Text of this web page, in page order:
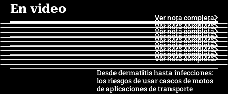
En video
Ver nota completa
Ver nota completa
Ver nota completa
Ver nota completa
Ver nota completa
Ver nota completa
Ver nota completa
Ver nota completa
Ver nota completa
Ver nota completa
Desde dermatitis hasta infecciones:
los riesgos de usar cascos de motos
de aplicaciones de transporte